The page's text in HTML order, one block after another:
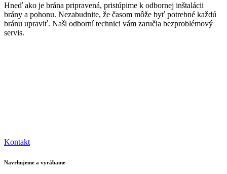
Hneď ako je brána pripravená, pristúpime k odbornej inštalácii
brány a pohonu. Nezabudnite, že časom môže byť potrebné každú
bránu upraviť. Naši odborní technici vám zaručia bezproblémový
servis.
Kontakt
Navrhujeme a vyrábame